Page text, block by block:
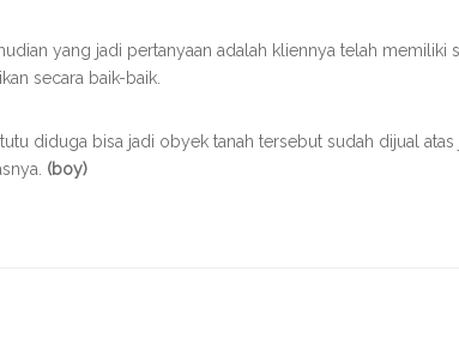
yang jadi pertanyaan adalah kliennya telah memiliki
secara baik-baik.
diduga bisa jadi obyek tanah tersebut sudah dijual atas
(boy)